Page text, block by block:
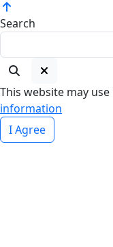
Search
This website may
information
I Agree